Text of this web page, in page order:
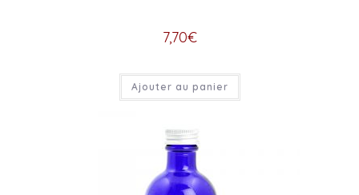
7,70€
Ajouter au panier